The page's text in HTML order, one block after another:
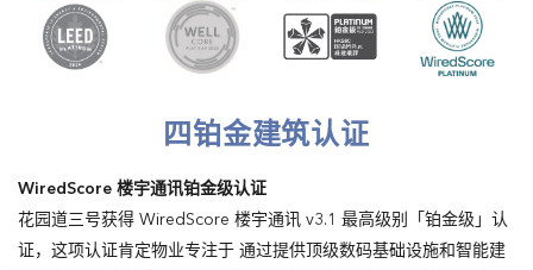
四铂金建筑认证
WiredScore 楼宇通讯铂金级认证
花园道三号获得 WiredScore 楼宇通讯 v3.1 最高级别「铂金级」认
证，这项认证肯定物业专注于 通过提供顶级数码基础设施和智能建